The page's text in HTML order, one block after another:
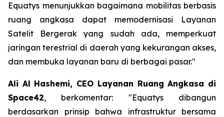
Equatys menunjukkan bagaimana mobilitas berbasis
ruang angkasa dapat memodernisasi Layanan
Satelit Bergerak yang sudah ada, memperkuat
jaringan terestrial di daerah yang kekurangan akses,
dan membuka layanan baru di berbagai pasar."
Ali Al Hashemi, CEO Layanan Ruang Angkasa di
Space42, berkomentar: "Equatys dibangun
berdasarkan prinsip bahwa infrastruktur bersama